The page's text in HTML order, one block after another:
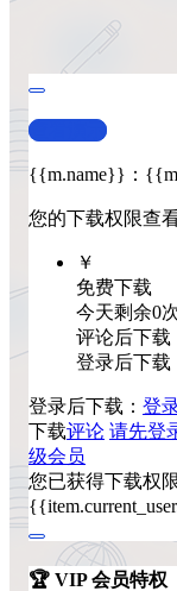
查看演示
{{m.name}} ：
您的下载权限查
￥
免费下载
今天剩余0
评论后下载
登录后下载
登录后下载： 登
下载评论 请先登
级会员
您已获得下载权
🏆 VIP 会员特权